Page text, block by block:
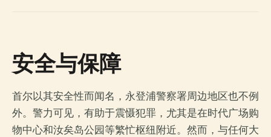
安全与保障
首尔以其安全性而闻名，永登浦警察署周边地区也不例
外。警力可见，有助于震慑犯罪，尤其是在时代广场购
物中心和汝矣岛公园等繁忙枢纽附近。然而，与任何大